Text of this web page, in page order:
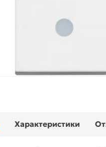
Характеристики